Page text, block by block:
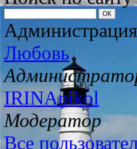
Любовь
IRINAnikol
Модератор
Все